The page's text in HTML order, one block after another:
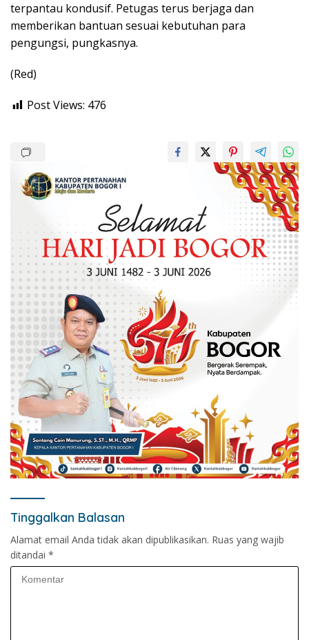
terpantau kondusif. Petugas terus berjaga dan
memberikan bantuan sesuai kebutuhan para
pengungsi, pungkasnya.
(Red)
Post Views: 476
Tinggalkan Balasan
Alamat email Anda tidak akan dipublikasikan. Ruas yang wajib
ditandai *